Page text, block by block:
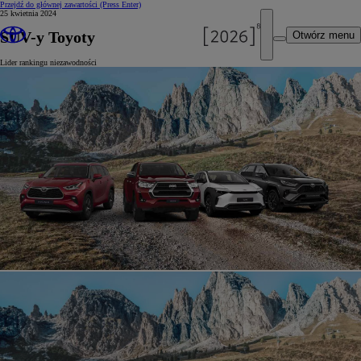
Przejdź do głównej zawartości (Press Enter)
Otwórz menu
25 kwietnia 2024
SUV-y Toyoty
Lider rankingu niezawodności